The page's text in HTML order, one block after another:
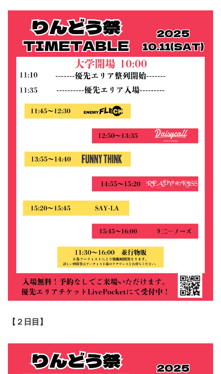
【２日目】